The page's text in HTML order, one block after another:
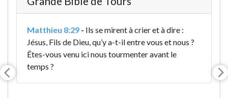
Matthieu 8:29 - Ils se mirent à crier et à dire :
Jésus, Fils de Dieu, qu’y a-t-il entre vous et nous ?
Êtes-vous venu ici nous tourmenter avant le
temps ?